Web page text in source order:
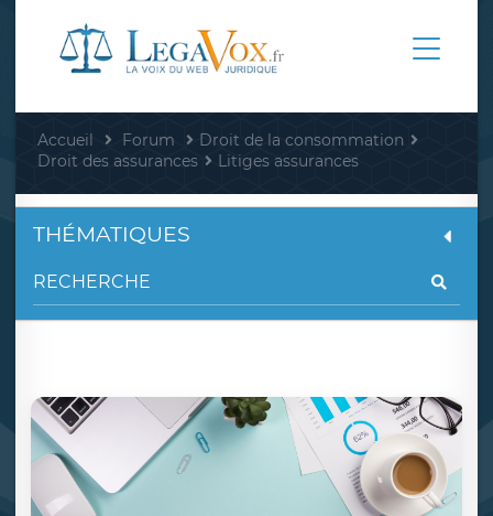
Accueil Forum
Droit de la consommation
Droit des assurances
Litiges assurances
THÉMATIQUES